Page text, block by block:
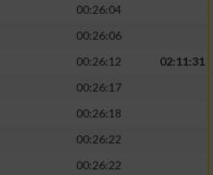
00:26:04
00:26:06
00:26:12
02:11:31
00:26:17
00:26:18
00:26:22
00:26:22